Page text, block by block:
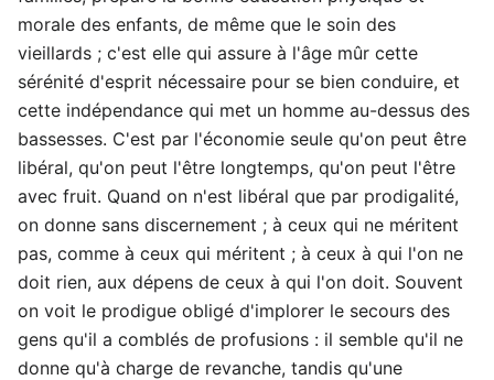
morale des enfants, de même que le soin des
vieillards ; c'est elle qui assure à l'âge mûr cette
sérénité d'esprit nécessaire pour se bien conduire, et
cette indépendance qui met un homme au-dessus des
bassesses. C'est par l'économie seule qu'on peut être
libéral, qu'on peut l'être longtemps, qu'on peut l'être
avec fruit. Quand on n'est libéral que par prodigalité,
on donne sans discernement ; à ceux qui ne méritent
pas, comme à ceux qui méritent ; à ceux à qui l'on ne
doit rien, aux dépens de ceux à qui l'on doit. Souvent
on voit le prodigue obligé d'implorer le secours des
gens qu'il a comblés de profusions : il semble qu'il ne
donne qu'à charge de revanche, tandis qu'une